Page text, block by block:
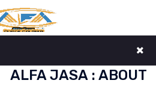
ALFA JASA : ABOUT